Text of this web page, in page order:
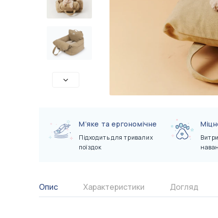
Показати всі
Сертифікати
Показати всі
Мʼяке та ергономічне
Підходить для тривалих
поїздок
Опис Характеристики Догляд